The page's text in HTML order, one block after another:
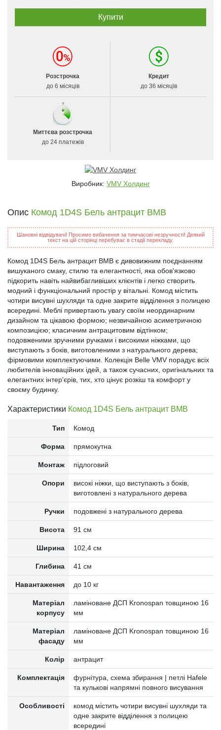
Розстрочка
до 6 місяців
Кредит
до 36 місяців
Миттєва розстрочка
до 24 платежів
Виробник: VMV Холдинг
Опис Комод 1D4S Бель антрацит ВМВ
Шановні відвідувачі! Просимо вибачення за тимчасові незручності! Деякий
текст на цій сторінці перебуває в стадії перекладу.
Комод 1D4S Бель антрацит ВМВ є дивовижним поєднанням
вишуканого смаку, стилю та елегантності, яка обов'язково
підкорить навіть найвибагливіших клієнтів і легко створить
модний і функціональний простір у вітальні. Комод містить
чотири висувні шухляди та одне закрите відділення з полицею
всередині. Меблі привертають увагу своїм неординарним
дизайном та цікавою формою; незвичайною асиметричною
композицією; класичним антрацитовим відтінком;
подовженими зручними ручками і високими ніжками, що
виступають з боків, виготовленими з натурального дерева;
фірмовими комплектуючими. Колекція Belle VMV порадує всіх
любителів інноваційних ідей, а також сучасних, оригінальних та
елегантних інтер'єрів, тих, хто цінує розкіш та комфорт у
своєму будинку.
Характеристики Комод 1D4S Бель антрацит ВМВ
Тип Комод
Форма прямокутна
Монтаж підлоговий
Опори
високі ніжки, що виступають з боків,
виготовлені з натурального дерева
Ручки подовжені з натурального дерева
Висота 91 см
Ширина 102,4 см
Глибина 41 см
Навантаження до 10 кг
Матеріал
корпусу
ламіноване ДСП Kronospan товщиною 16
мм
Матеріал
фасаду
ламіноване ДСП Kronospan товщиною 16
мм
Колір антрацит
Комплектація
фурнітура, схема збирання | петлі Hafele
та кулькові напрямні повного висування
Особливості
комод містить чотири висувні шухляди та
одне закрите відділення з полицею
всередині